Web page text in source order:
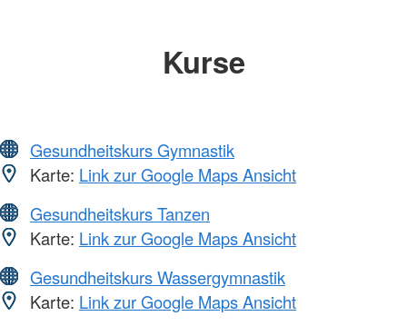
Kurse
Gesundheitskurs Gymnastik
Karte: Link zur Google Maps Ansicht
Gesundheitskurs Tanzen
Karte: Link zur Google Maps Ansicht
Gesundheitskurs Wassergymnastik
Karte: Link zur Google Maps Ansicht